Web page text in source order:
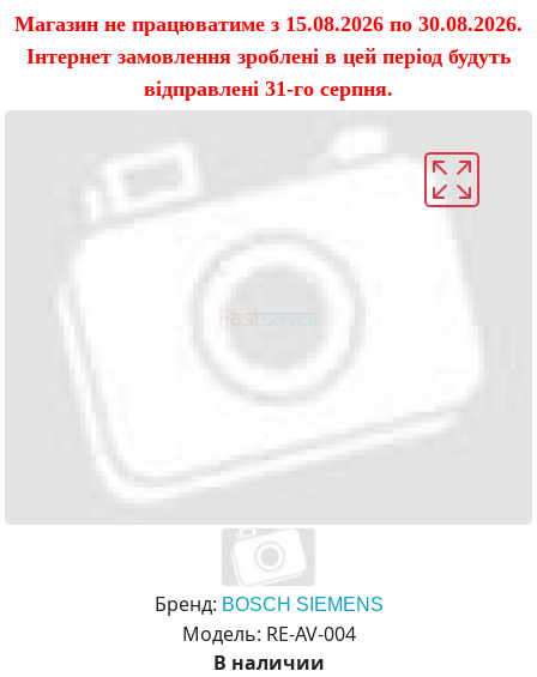
Магазин не працюватиме з 15.08.2026 по 30.08.2026.
Інтернет замовлення зроблені в цей період будуть
відправлені 31-го серпня.
Бренд: BOSCH SIEMENS
Модель: RE-AV-004
В наличии